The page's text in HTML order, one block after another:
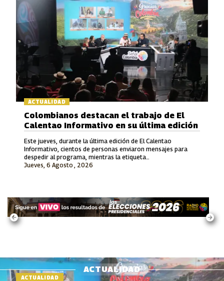
ACTUALIDAD
Jueves, 6 Agosto , 2026
Colombianos destacan el trabajo de El
Calentao Informativo en su última edición
Este jueves, durante la última edición de El Calentao
Informativo, cientos de personas enviaron mensajes para
despedir al programa, mientras la etiqueta
#ElCalentaoInformativo se convirtió en tendencia en redes
ACTUALIDAD
ACTUALIDAD